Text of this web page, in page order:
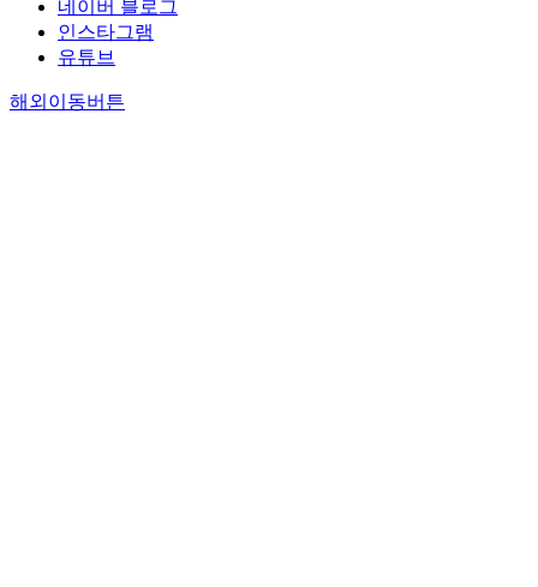
네이버 블로그
인스타그램
유튜브
해외이동버튼